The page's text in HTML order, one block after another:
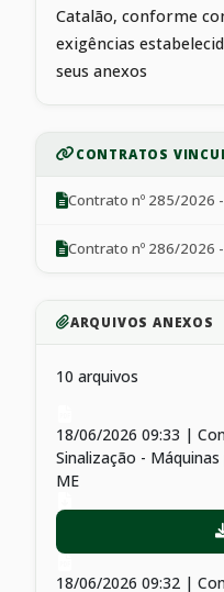
Catalão, conforme
exigências
seus anexos
CONTRATOS
ARQUIVOS ANEXOS
10 arquivos
18/06/2026 09:33 |
Sinalização -
ME
18/06/2026 09:32 |